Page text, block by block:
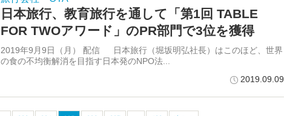
日本旅行、教育旅行を通して「第1回 TABLE
FOR TWOアワード」のPR部門で3位を獲得
2019年9月9日（月） 配信 日本旅行（堀坂明弘社長）はこのほど、世界
の食の不均衡解消を目指す日本発のNPO法...
2019.09.09